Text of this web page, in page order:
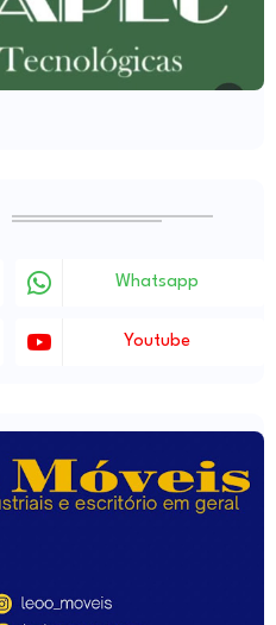
Whatsapp
Youtube